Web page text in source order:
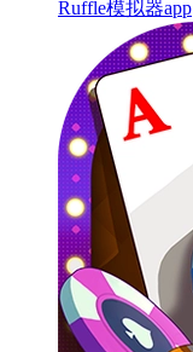
Ruffle模拟器app